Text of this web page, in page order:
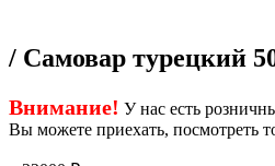
/ Самовар турецкий
Внимание! У нас есть
Вы можете приехать, посмотреть